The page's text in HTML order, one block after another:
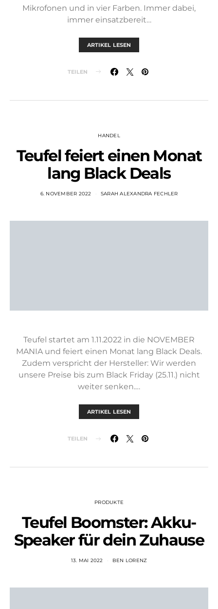
Mikrofonen und in vier Farben. Immer dabei,
immer einsatzbereit…
ARTIKEL LESEN
TEILEN
HANDEL
Teufel feiert einen Monat
lang Black Deals
6. NOVEMBER 2022 SARAH ALEXANDRA FECHLER
Teufel startet am 1.11.2022 in die NOVEMBER
MANIA und feiert einen Monat lang Black Deals.
Zudem verspricht der Hersteller: Wir werden
unsere Preise bis zum Black Friday (25.11.) nicht
weiter senken.…
ARTIKEL LESEN
TEILEN
PRODUKTE
Teufel Boomster: Akku-
Speaker für dein Zuhause
13. MAI 2022 BEN LORENZ